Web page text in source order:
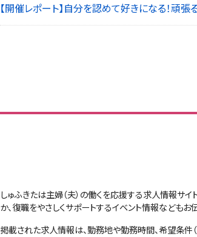
【開催レポート】自分を認めて好きになる！頑
しゅふきたは主婦（夫）の働くを応援する求人情報サ
か、復職をやさしくサポートするイベント情報などもお
掲載された求人情報は、勤務地や勤務時間、希望条件